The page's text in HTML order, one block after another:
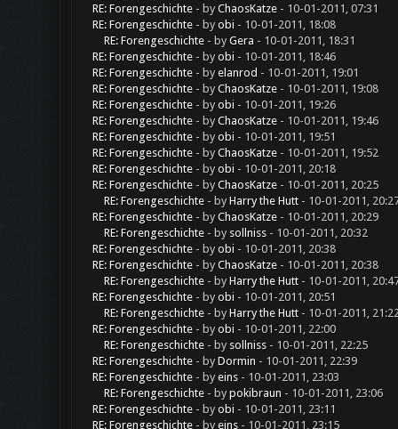
RE: Forengeschichte - byChaosKatze- 10-01-2011, 07:31
RE: Forengeschichte - byobi- 10-01-2011, 18:08
RE: Forengeschichte - byGera - 10-01-2011, 18:31
RE: Forengeschichte - byobi- 10-01-2011, 18:46
RE: Forengeschichte - byelanrod - 10-01-2011, 19:01
RE: Forengeschichte - byChaosKatze- 10-01-2011, 19:08
RE: Forengeschichte - byobi- 10-01-2011, 19:26
RE: Forengeschichte - byChaosKatze- 10-01-2011, 19:46
RE: Forengeschichte - byobi- 10-01-2011, 19:51
RE: Forengeschichte - byChaosKatze- 10-01-2011, 19:52
RE: Forengeschichte - byobi- 10-01-2011, 20:18
RE: Forengeschichte - byChaosKatze- 10-01-2011, 20:25
RE: Forengeschichte - byHarry the Hutt- 10-01-2011,
RE: Forengeschichte - byChaosKatze- 10-01-2011, 20:29
RE: Forengeschichte - by sollniss- 10-01-2011, 20:32
RE: Forengeschichte - byobi- 10-01-2011, 20:38
RE: Forengeschichte - byChaosKatze- 10-01-2011, 20:38
RE: Forengeschichte - byHarry the Hutt- 10-01-2011,
RE: Forengeschichte - byobi- 10-01-2011, 20:51
RE: Forengeschichte - byHarry the Hutt- 10-01-2011,
RE: Forengeschichte - byobi- 10-01-2011, 22:00
RE: Forengeschichte - by sollniss- 10-01-2011, 22:25
RE: Forengeschichte - byDormin - 10-01-2011, 22:39
RE: Forengeschichte - byeins- 10-01-2011, 23:03
RE: Forengeschichte - bypokibraun - 10-01-2011, 23:06
RE: Forengeschichte - byobi- 10-01-2011, 23:11
RE: Forengeschichte - byeins- 10-01-2011, 23:15